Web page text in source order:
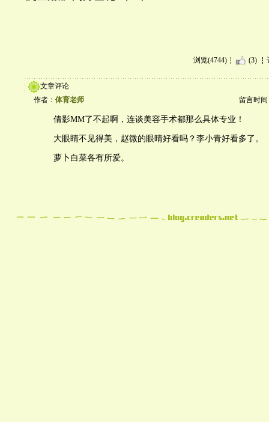
浏览(4744) (3)
文章评论
作者： 体育老师 留言时间
倩影MM了不起啊，连谈美容手术都那么具体专业！
大眼睛不见得美，赵微的眼晴好看吗？李小青好看多了。
萝卜白菜各有所爱。